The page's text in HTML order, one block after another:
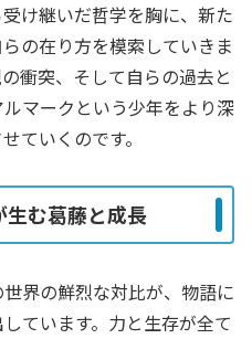
け継いだ哲学を胸に、新た
の在り方を模索していきま
衝突、そして自らの過去と
マークという少年をより深
ていくのです。
む葛藤と成長
界の鮮烈な対比が、物語に
ています。力と生存が全て